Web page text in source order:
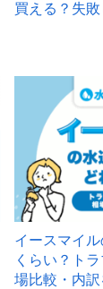
買える？失
イースマイ
くらい？ト
場比較・内